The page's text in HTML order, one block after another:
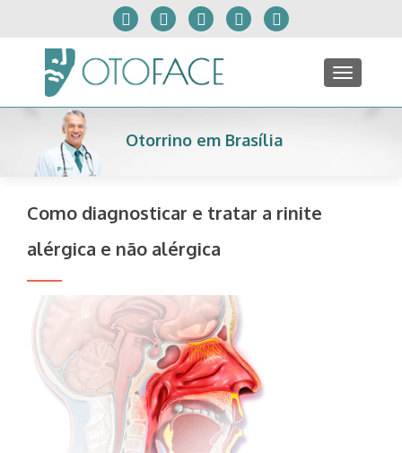
Otorrino em Brasília
Como diagnosticar e tratar a rinite
alérgica e não alérgica